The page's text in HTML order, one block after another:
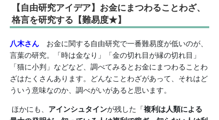
【自由研究アイデア】お金にまつわることわざ、
格言を研究する【難易度★】
八木さん お金に関する自由研究で一番難易度が低いのが、
言葉の研究。「時は金なり」「金の切れ目が縁の切れ目」
「猫に小判」などなど、調べてみるとお金にまつわることわ
ざはたくさんあります。どんなことわざがあって、それはど
ういう意味なのか、調べがいがあると思います。
ほかにも、 アインシュタインが残した「複利は人類による